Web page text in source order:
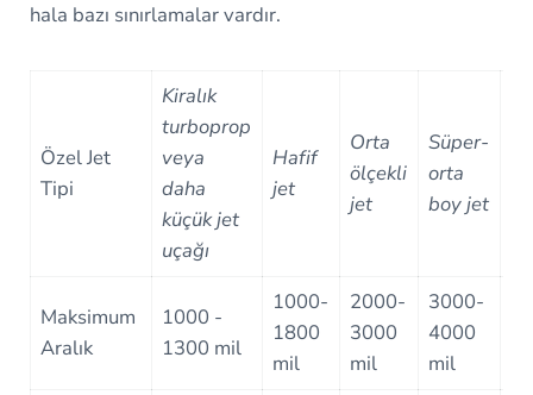
hala bazı sınırlamalar vardır.
Özel Jet
Tipi
Kiralık
turboprop
veya
daha
küçük jet
uçağı
Hafif
jet
Orta
ölçekli
jet
Süper-
orta
boy jet
Maksimum
Aralık
1000 -
1300 mil
1000-
1800
mil
2000-
3000
mil
3000-
4000
mil